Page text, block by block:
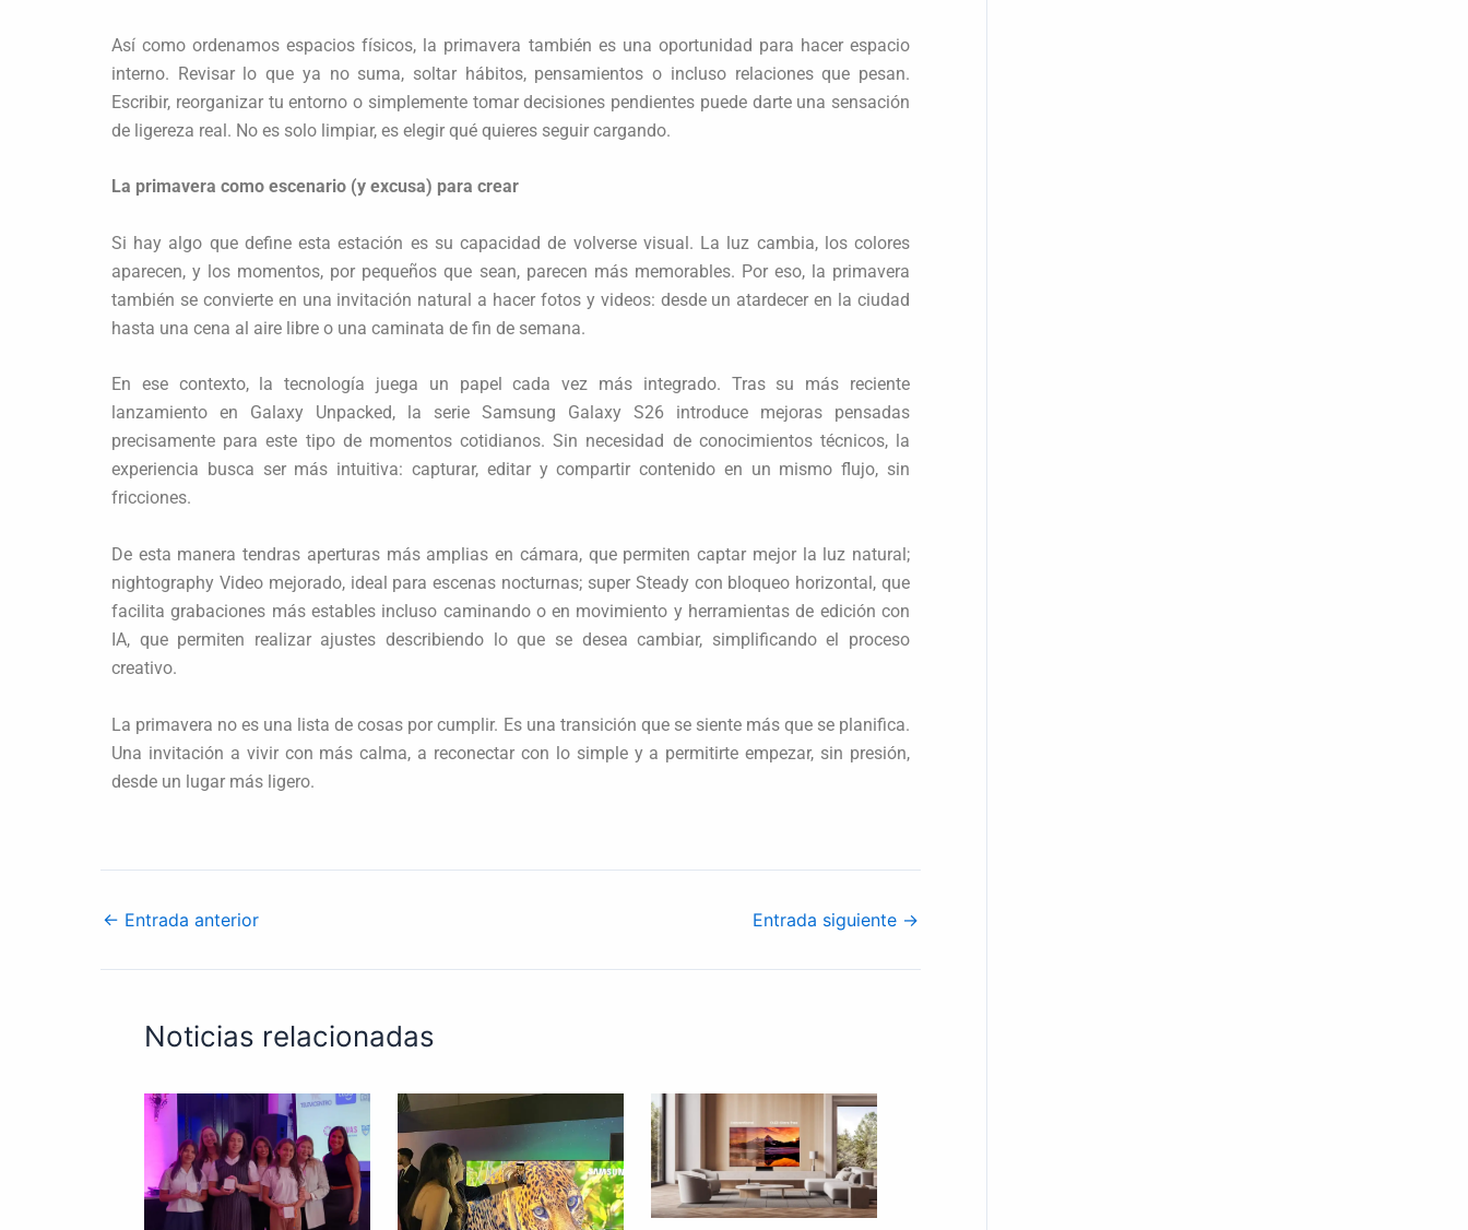
Así como ordenamos espacios físicos, la primavera también es una oportunidad para hacer espacio
interno. Revisar lo que ya no suma, soltar hábitos, pensamientos o incluso relaciones que pesan.
Escribir, reorganizar tu entorno o simplemente tomar decisiones pendientes puede darte una sensación
de ligereza real. No es solo limpiar, es elegir qué quieres seguir cargando.
La primavera como escenario (y excusa) para crear
Si hay algo que define esta estación es su capacidad de volverse visual. La luz cambia, los colores
aparecen, y los momentos, por pequeños que sean, parecen más memorables. Por eso, la primavera
también se convierte en una invitación natural a hacer fotos y videos: desde un atardecer en la ciudad
hasta una cena al aire libre o una caminata de fin de semana.
En ese contexto, la tecnología juega un papel cada vez más integrado. Tras su más reciente
lanzamiento en Galaxy Unpacked, la serie Samsung Galaxy S26 introduce mejoras pensadas
precisamente para este tipo de momentos cotidianos. Sin necesidad de conocimientos técnicos, la
experiencia busca ser más intuitiva: capturar, editar y compartir contenido en un mismo flujo, sin
fricciones.
De esta manera tendras aperturas más amplias en cámara, que permiten captar mejor la luz natural;
nightography Video mejorado, ideal para escenas nocturnas; super Steady con bloqueo horizontal, que
facilita grabaciones más estables incluso caminando o en movimiento y herramientas de edición con
IA, que permiten realizar ajustes describiendo lo que se desea cambiar, simplificando el proceso
creativo.
La primavera no es una lista de cosas por cumplir. Es una transición que se siente más que se planifica.
Una invitación a vivir con más calma, a reconectar con lo simple y a permitirte empezar, sin presión,
desde un lugar más ligero.
← Entrada anterior Entrada siguiente →
Noticias relacionadas